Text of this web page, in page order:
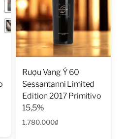
Rượu Vang Ý 60
Sessantanni Limited
Edition 2017 Primitivo
15,5%
1.780.000₫